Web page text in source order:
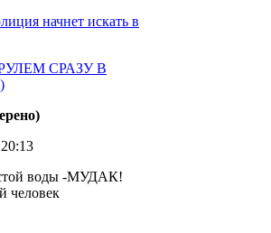
начнет искать в
СРАЗУ В
воды -МУДАК!
человек